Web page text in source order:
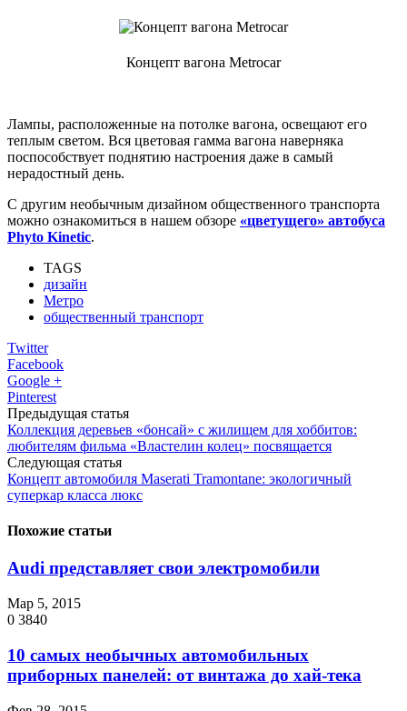
Концепт вагона Metrocar
Лампы, расположенные на потолке вагона, освещают его
теплым светом. Вся цветовая гамма вагона наверняка
поспособствует поднятию настроения даже в самый
нерадостный день.
С другим необычным дизайном общественного транспорта
можно ознакомиться в нашем обзоре «цветущего» автобуса
Phyto Kinetic.
TAGS
дизайн
Метро
общественный транспорт
Twitter
Facebook
Google +
Pinterest
Предыдущая статья
Коллекция деревьев «бонсай» с жилищем для хоббитов:
любителям фильма «Властелин колец» посвящается
Следующая статья
Концепт автомобиля Maserati Tramontane: экологичный
суперкар класса люкс
Похожие статьи
Audi представляет свои электромобили
Мар 5, 2015
0 3840
10 самых необычных автомобильных
приборных панелей: от винтажа до хай-тека